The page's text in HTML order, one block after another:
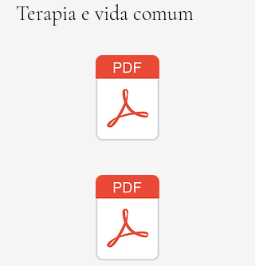
Terapia e vida comum